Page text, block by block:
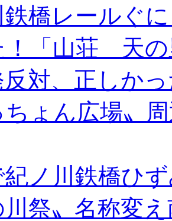
橋レールぐ
！「山荘 天の
反対、正しか
ちょん広場〟
紀ノ川鉄橋ひ
川祭〟名称変